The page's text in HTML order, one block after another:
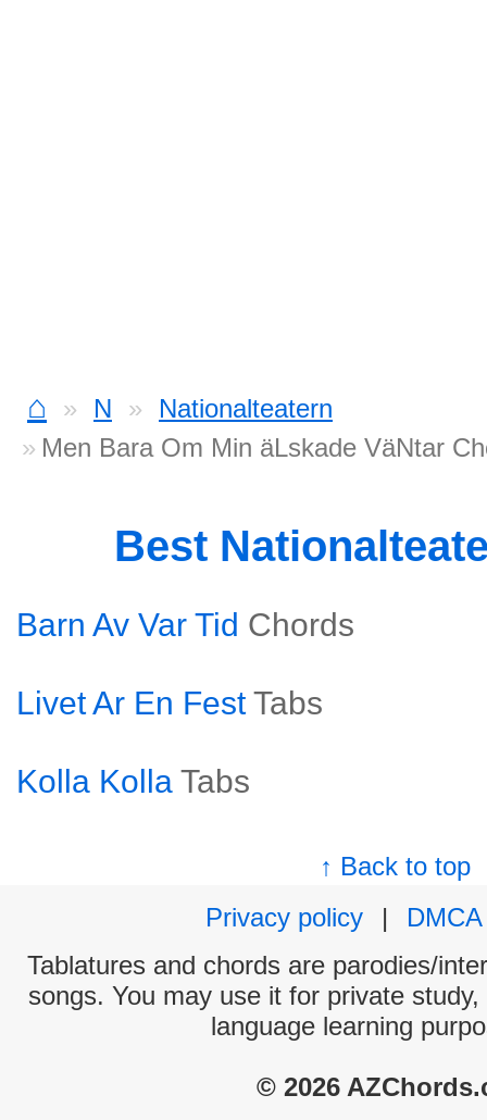
⌂ N
Nationalteatern
Men Bara Om Min äLskade VäNtar
Best
Barn Av Var Tid Chords
Livet Ar En Fest Tabs
Kolla Kolla Tabs
↑ Back to top
Privacy policy
|
DMCA
Tablatures and chords are parodies/
songs. You may use it for private
language learning
© 2026